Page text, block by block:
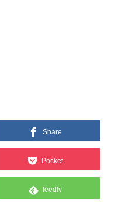
Share
Pocket
feedly